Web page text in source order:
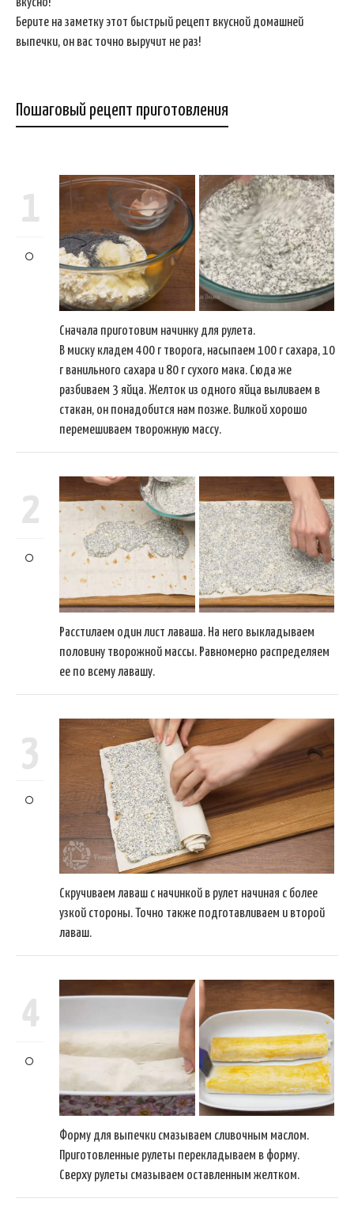
вкусно!
Берите на заметку этот быстрый рецепт вкусной домашней
выпечки, он вас точно выручит не раз!
Пошаговый рецепт приготовления
1
Сначала приготовим начинку для рулета.
В миску кладем 400 г творога, насыпаем 100 г сахара, 10
г ванильного сахара и 80 г сухого мака. Сюда же
разбиваем 3 яйца. Желток из одного яйца выливаем в
стакан, он понадобится нам позже. Вилкой хорошо
перемешиваем творожную массу.
2
Расстилаем один лист лаваша. На него выкладываем
половину творожной массы. Равномерно распределяем
ее по всему лавашу.
3
Скручиваем лаваш с начинкой в рулет начиная с более
узкой стороны. Точно также подготавливаем и второй
лаваш.
4
Форму для выпечки смазываем сливочным маслом.
Приготовленные рулеты перекладываем в форму.
Сверху рулеты смазываем оставленным желтком.